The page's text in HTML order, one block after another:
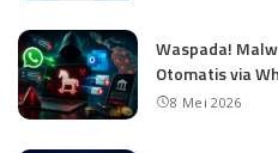
Waspada!
Otomatis via
8 Mei 2026